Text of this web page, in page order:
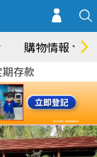
購物情報
期存款